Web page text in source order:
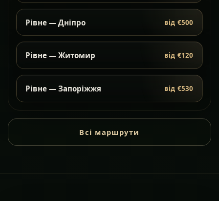
Рівне — Дніпро від €500
Рівне — Житомир від €120
Рівне — Запоріжжя від €530
Всі маршрути